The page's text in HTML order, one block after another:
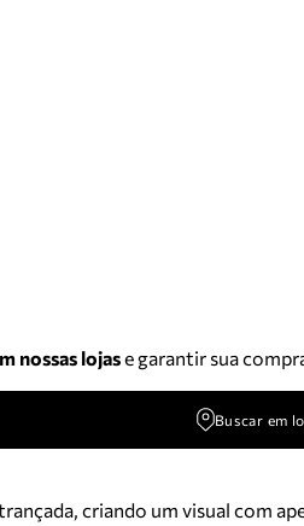
nossas lojase garantir sua
Buscar em
criando um visual com